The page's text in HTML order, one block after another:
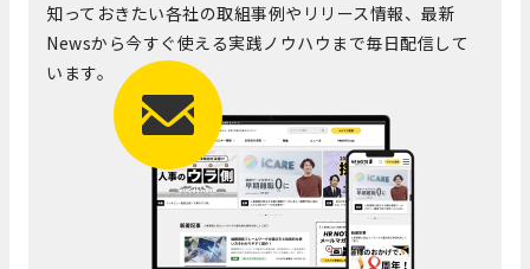
知っておきたい各社の取組事例やリリース情報、最新
Newsから今すぐ使える実践ノウハウまで毎日配信して
います。